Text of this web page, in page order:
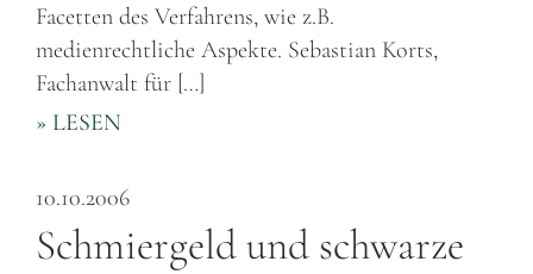
Facetten des Verfahrens, wie z.B.
medienrechtliche Aspekte. Sebastian Korts,
Fachanwalt für […]
» LESEN
10.10.2006
Schmiergeld und schwarze